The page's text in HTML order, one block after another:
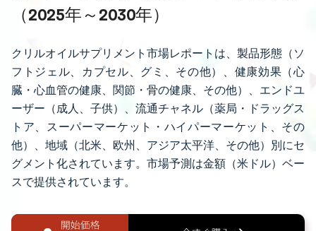
（2025年～2030年）
クリルオイルサプリメント市場レポートは、製品形態（ソ
フトジェル、カプセル、グミ、その他）、健康効果（心
臓・心血管の健康、関節・骨の健康、その他）、エンドユ
ーザー（成人、子供）、流通チャネル（薬局・ドラッグス
トア、スーパーマーケット・ハイパーマーケット、その
他）、地域（北米、欧州、アジア太平洋、その他）別にセ
グメント化されています。市場予測は金額（米ドル）ベー
スで提供されています。